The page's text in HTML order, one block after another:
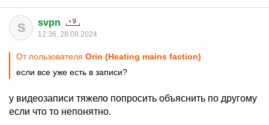
S svpn
12:36, 28.08.2024
От пользователя Orin (Heating mains faction)
если все уже есть в записи?
у видеозаписи тяжело попросить объяснить по другому
если что то непонятно.